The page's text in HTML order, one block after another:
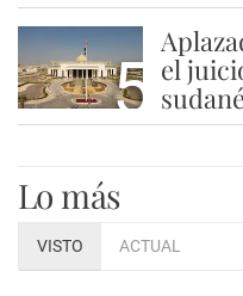
5 el
Lo más
VISTO ACTUAL